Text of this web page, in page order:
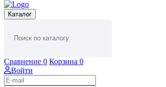
Каталог
Сравнение 0 Корзина 0
Войти